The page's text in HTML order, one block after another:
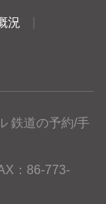
況
鉄道の予約/手
：86-773-